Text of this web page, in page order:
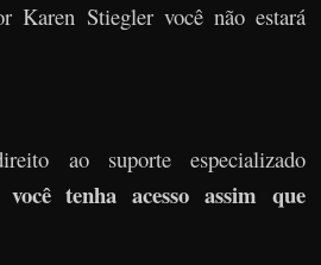
Karen Stiegler você não estará
ao suporte especializado
tenha acesso assim que